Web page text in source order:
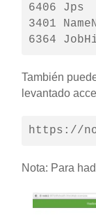
6406 Jps
3401
6364
También
levantado
https://
Nota: Para